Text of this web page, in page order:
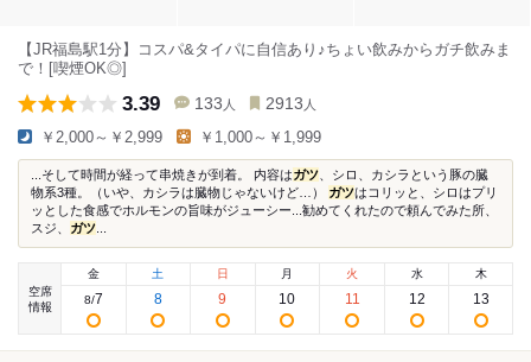
【JR福島駅1分】コスパ&タイパに自信あり♪ちょい飲みからガチ飲みま
で！[喫煙OK◎]
3.39 133 人 2913 人
￥2,000～￥2,999 ￥1,000～￥1,999
...そして時間が経って串焼きが到着。 内容はガツ 、シロ、カシラという豚の臓
物系3種。（いや、カシラは臓物じゃないけど…） ガツはコリッと、シロはプリ
ッとした食感でホルモンの旨味がジューシー...勧めてくれたので頼んでみた所、
スジ、 ガツ
空席
情報
金
8/7
土
8
日
9
月
10
火
11
水
12
木
13